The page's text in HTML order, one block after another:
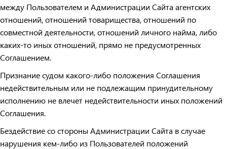
между Пользователем и Администрации Сайта агентских
отношений, отношений товарищества, отношений по
совместной деятельности, отношений личного найма, либо
каких-то иных отношений, прямо не предусмотренных
Соглашением.
Признание судом какого-либо положения Соглашения
недействительным или не подлежащим принудительному
исполнению не влечет недействительности иных положений
Соглашения.
Бездействие со стороны Администрации Сайта в случае
нарушения кем-либо из Пользователей положений